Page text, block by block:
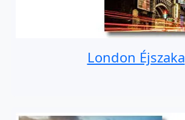
London Éjszaka